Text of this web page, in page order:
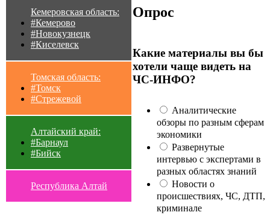
Кемеровская область:
#Кемерово
#Новокузнецк
#Киселевск
Томская область:
#Томск
#Стрежевой
Алтайский край:
#Барнаул
#Бийск
Республика Алтай
Опрос
Какие материалы вы бы
хотели чаще видеть на
ЧС-ИНФО?
Аналитические
обзоры по разным сферам
экономики
Развернутые
интервью с экспертами в
разных областях знаний
Новости о
происшествиях, ЧС, ДТП,
криминале